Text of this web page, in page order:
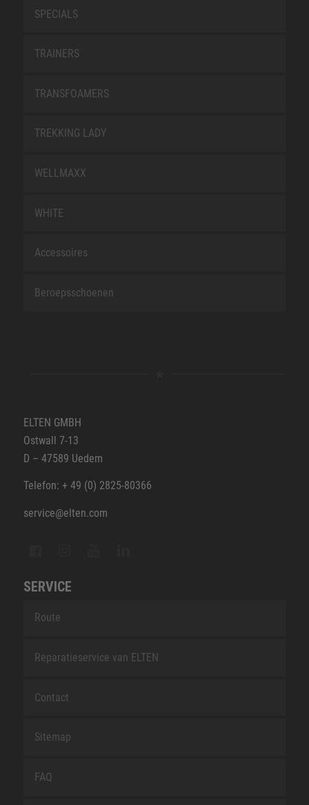
SPECIALS
TRAINERS
TRANSFOAMERS
TREKKING LADY
WELLMAXX
WHITE
Accessoires
Beroepsschoenen
ELTEN GMBH
Ostwall 7-13
D – 47589 Uedem
Telefon: + 49 (0) 2825-80366
service@elten.com
SERVICE
Route
Reparatieservice van ELTEN
Contact
Sitemap
FAQ